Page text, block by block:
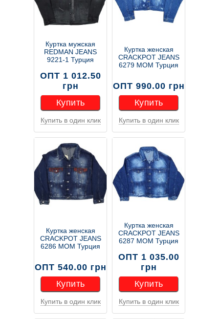
Куртка мужская
REDMAN JEANS
9221-1 Турция
ОПТ 1 012.50
грн
Купить
Купить
Купить в один клик
Куртка женская
CRACKPOT JEANS
6279 MOM Турция
ОПТ 990.00 грн
Купить
Купить
Купить в один клик
Куртка женская
CRACKPOT JEANS
6286 MOM Турция
ОПТ 540.00 грн
Купить
Купить
Купить в один клик
Куртка женская
CRACKPOT JEANS
6287 MOM Турция
ОПТ 1 035.00
грн
Купить
Купить
Купить в один клик